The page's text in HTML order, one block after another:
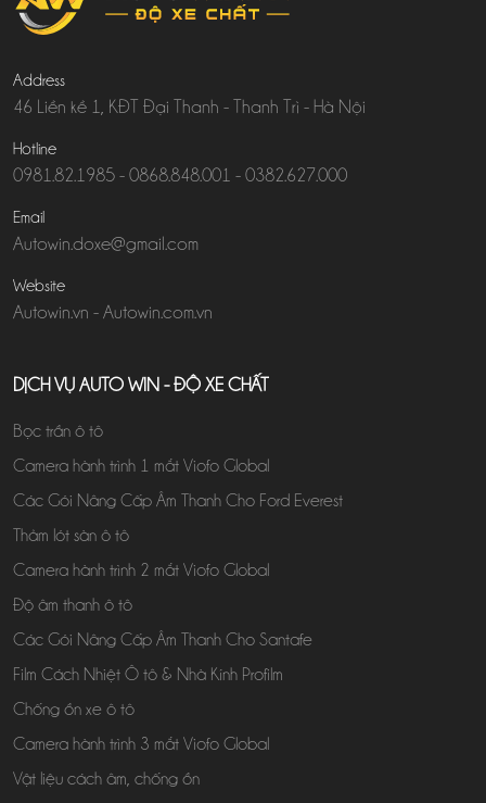
Address
46 Liền kề 1, KĐT Đại Thanh - Thanh Trì - Hà Nội
Hotline
0981.82.1985 - 0868.848.001 - 0382.627.000
Email
Autowin.doxe@gmail.com
Website
Autowin.vn - Autowin.com.vn
DỊCH VỤ AUTO WIN - ĐỘ XE CHẤT
Bọc trần ô tô
Camera hành trình 1 mắt Viofo Global
Các Gói Nâng Cấp Âm Thanh Cho Ford Everest
Thảm lót sàn ô tô
Camera hành trình 2 mắt Viofo Global
Độ âm thanh ô tô
Các Gói Nâng Cấp Âm Thanh Cho Santafe
Film Cách Nhiệt Ô tô & Nhà Kính Profilm
Chống ồn xe ô tô
Camera hành trình 3 mắt Viofo Global
Vật liệu cách âm, chống ồn